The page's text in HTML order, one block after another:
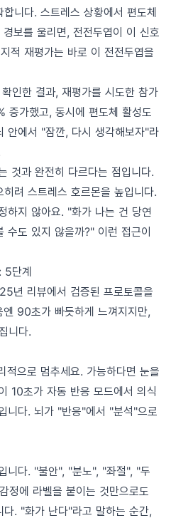
니다. 스트레스 상황에서 편도체
보를 울리면, 전전두엽이 이 신호
적 재평가는 바로 이 전전두엽을
인한 결과, 재평가를 시도한 참가
증가했고, 동시에 편도체 활성도
안에서 "잠깐, 다시 생각해보자"라
것과 완전히 다르다는 점입니다.
려 스트레스 호르몬을 높입니다.
하지 않아요. "화가 나는 건 당연
수도 있지 않을까?" 이런 접근이
단계
리뷰에서 검증된 프로토콜을
90초가 빠듯하게 느껴지지만,
니다.
적으로 멈추세요. 가능하다면 눈을
10초가 자동 반응 모드에서 의식
니다. 뇌가 "반응"에서 "분석"으로
니다. "불안", "분노", "좌절", "두
정에 라벨을 붙이는 것만으로도
. "화가 난다"라고 말하는 순간,